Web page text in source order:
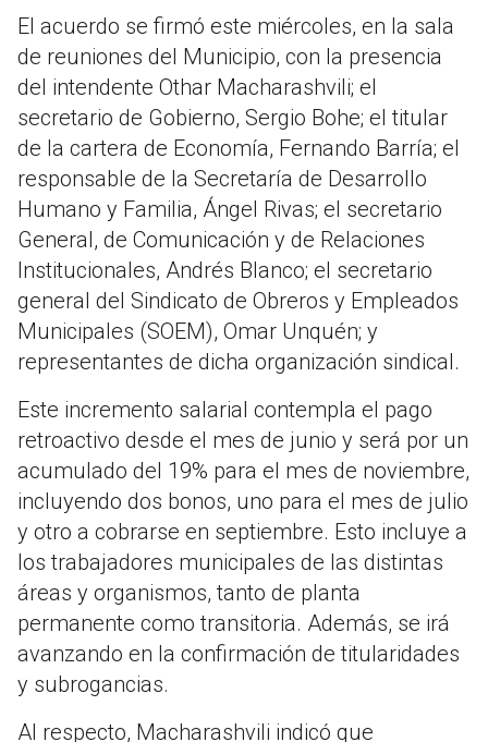
El acuerdo se firmó este miércoles, en la sala
de reuniones del Municipio, con la presencia
del intendente Othar Macharashvili; el
secretario de Gobierno, Sergio Bohe; el titular
de la cartera de Economía, Fernando Barría; el
responsable de la Secretaría de Desarrollo
Humano y Familia, Ángel Rivas; el secretario
General, de Comunicación y de Relaciones
Institucionales, Andrés Blanco; el secretario
general del Sindicato de Obreros y Empleados
Municipales (SOEM), Omar Unquén; y
representantes de dicha organización sindical.
Este incremento salarial contempla el pago
retroactivo desde el mes de junio y será por un
acumulado del 19% para el mes de noviembre,
incluyendo dos bonos, uno para el mes de julio
y otro a cobrarse en septiembre. Esto incluye a
los trabajadores municipales de las distintas
áreas y organismos, tanto de planta
permanente como transitoria. Además, se irá
avanzando en la confirmación de titularidades
y subrogancias.
Al respecto, Macharashvili indicó que